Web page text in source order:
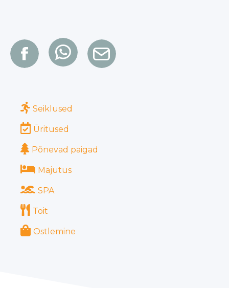
Seiklused
Üritused
Põnevad paigad
Majutus
SPA
Toit
Ostlemine